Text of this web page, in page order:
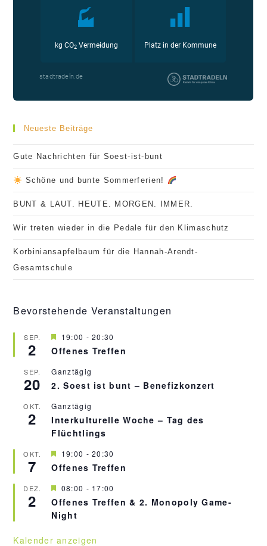
Neueste Beiträge
Gute Nachrichten für Soest-ist-bunt
Schöne und bunte Sommerferien!
BUNT & LAUT. HEUTE. MORGEN. IMMER.
Wir treten wieder in die Pedale für den Klimaschutz
Korbiniansapfelbaum für die Hannah-Arendt-
Gesamtschule
Bevorstehende Veranstaltungen
SEP.
2
H
e
r
o
r
e
h
o
b
n
19:00 -20:30
Offenes Treffen
SEP.
20
Ganztägig
2. Soest ist bunt – Benefizkonzert
OKT.
2
Ganztägig
Interkulturelle Woche – Tag des
Flüchtlings
OKT.
7
H
e
r
o
r
e
o
19:00 -20:30
Offenes Treffen
DEZ.
2
H
e
r
v
08:00 - 17:00
Offenes Treffen & 2. Monopoly Game-
Night
Kalender anzeigen